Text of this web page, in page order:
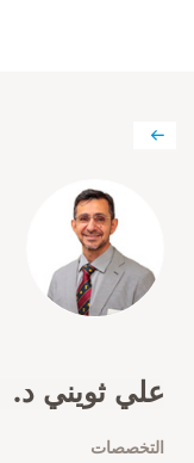
علي ثويني د.
التخصصات